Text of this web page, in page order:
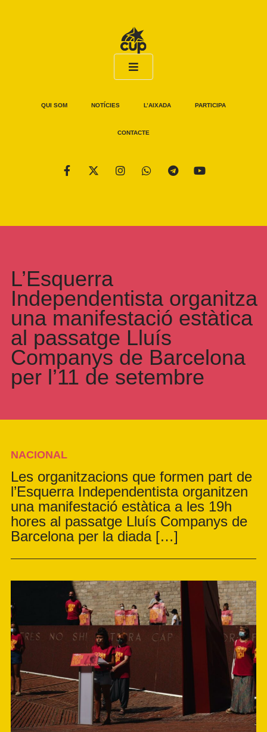
QUI SOM NOTÍCIES L’AIXADA PARTICIPA
CONTACTE
L’Esquerra
Independentista organitza
una manifestació estàtica
al passatge Lluís
Companys de Barcelona
per l’11 de setembre
NACIONAL
Les organitzacions que formen part de
l’Esquerra Independentista organitzen
una manifestació estàtica a les 19h
hores al passatge Lluís Companys de
Barcelona per la diada […]